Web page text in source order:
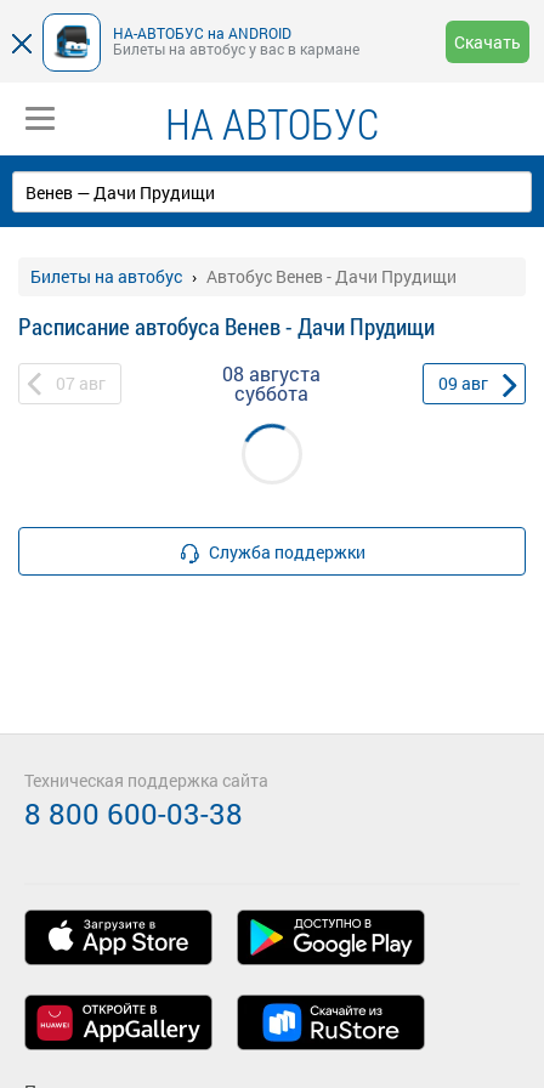
НА-АВТОБУС на ANDROID
Билеты на автобус у вас в кармане
Скачать
НА АВТОБУС
Билеты на автобус Автобус Венев - Дачи Прудищи
Расписание автобуса Венев - Дачи Прудищи
07 авг 08 августа
суббота 09 авг
Служба поддержки
Техническая поддержка сайта
8 800 600-03-38